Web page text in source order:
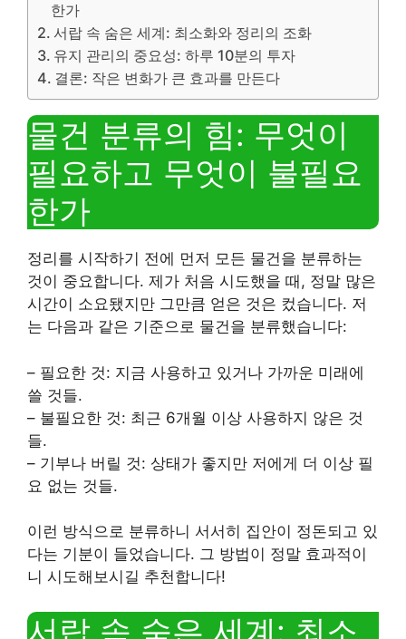
한가
서랍 속 숨은 세계: 최소화와 정리의 조화
유지 관리의 중요성: 하루 10분의 투자
결론: 작은 변화가 큰 효과를 만든다
물건 분류의 힘: 무엇이
필요하고 무엇이 불필요
한가
정리를 시작하기 전에 먼저 모든 물건을 분류하는
것이 중요합니다. 제가 처음 시도했을 때, 정말 많은
시간이 소요됐지만 그만큼 얻은 것은 컸습니다. 저
는 다음과 같은 기준으로 물건을 분류했습니다:
– 필요한 것: 지금 사용하고 있거나 가까운 미래에
쓸 것들.
– 불필요한 것: 최근 6개월 이상 사용하지 않은 것
들.
– 기부나 버릴 것: 상태가 좋지만 저에게 더 이상 필
요 없는 것들.
이런 방식으로 분류하니 서서히 집안이 정돈되고 있
다는 기분이 들었습니다. 그 방법이 정말 효과적이
니 시도해보시길 추천합니다!
서랍 속 숨은 세계: 최소